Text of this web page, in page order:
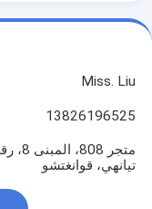
Miss. Liu
13826196525
تيانهي، قوانغتشو